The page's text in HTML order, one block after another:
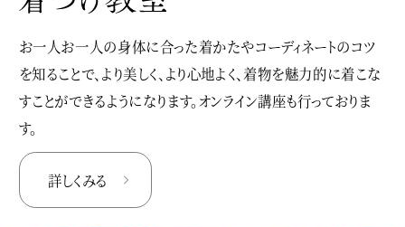
お一人お一人の身体に合った着かたやコーディネートのコツ
を知ることで、より美しく、より心地よく、着物を魅力的に着こな
すことができるようになります。オンライン講座も行っておりま
す。
詳しくみる